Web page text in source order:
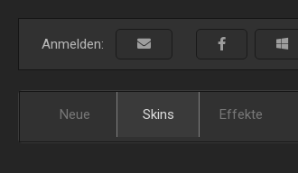
Anmelden:
Neue Skins Effekte